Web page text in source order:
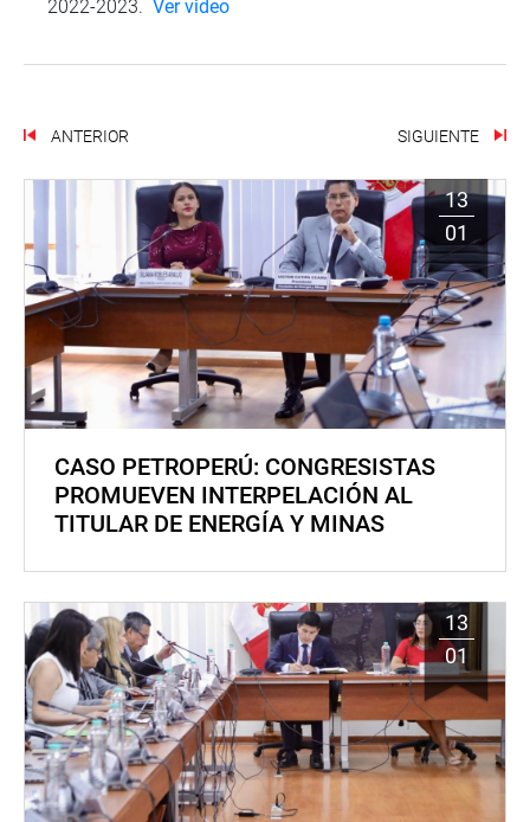
2022-2023. Ver video
ANTERIOR SIGUIENTE
13
01
CASO PETROPERÚ: CONGRESISTAS
PROMUEVEN INTERPELACIÓN AL
TITULAR DE ENERGÍA Y MINAS
13
01